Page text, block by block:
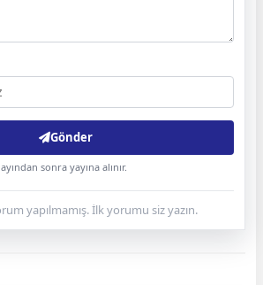
Gönder
sonra yayına alınır.
yapılmamış. İlk yorumu siz yazın.